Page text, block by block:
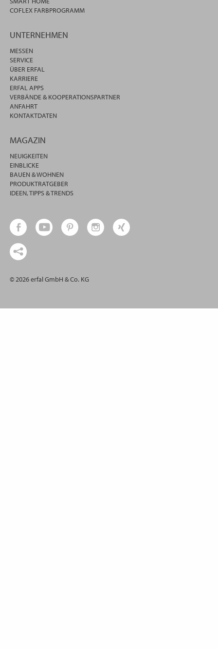
COFLEX FARBPROGRAMM
UNTERNEHMEN
MESSEN
SERVICE
ÜBER ERFAL
KARRIERE
ERFAL APPS
VERBÄNDE & KOOPERATIONSPARTNER
ANFAHRT
KONTAKTDATEN
MAGAZIN
NEUIGKEITEN
EINBLICKE
BAUEN & WOHNEN
PRODUKTRATGEBER
IDEEN, TIPPS & TRENDS
© 2026 erfal GmbH & Co. KG